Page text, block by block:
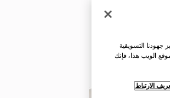
جهودنا التسويقية
الويب هذا، فإنك
الارتباط